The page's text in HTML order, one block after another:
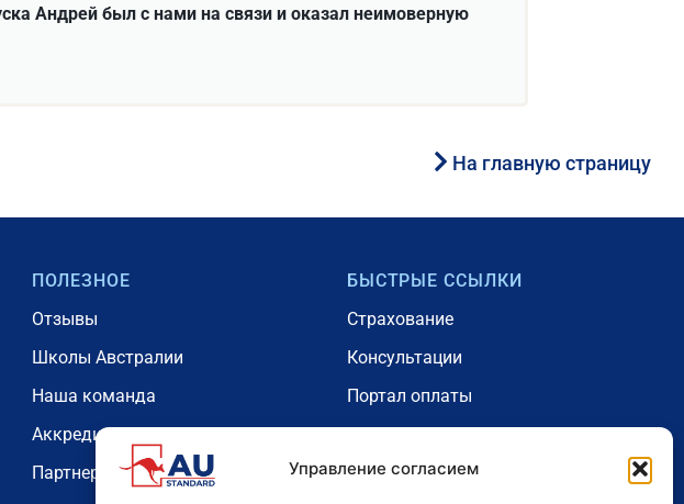
Управление согласием
Андрей был с нами на связи и оказал неимоверную
На главную страницу
ПОЛЕЗНОЕ
Отзывы
Школы Австралии
Наша команда
Аккредитации
Партнерская программа
БЫСТРЫЕ ССЫЛКИ
Страхование
Консультации
Портал оплаты
Проживание
Блог